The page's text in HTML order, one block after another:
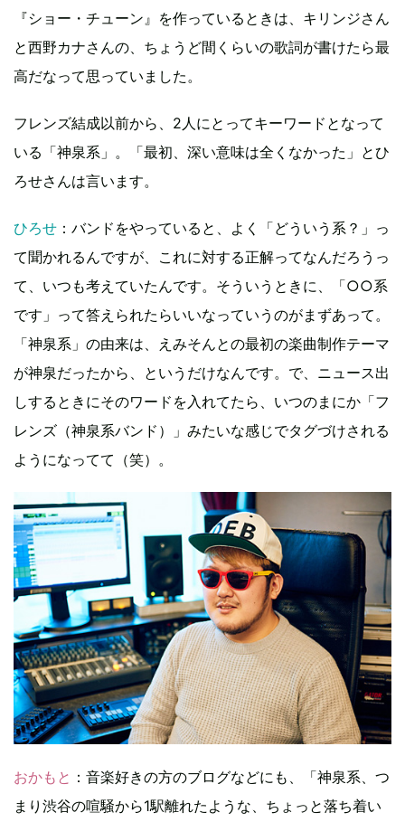
『ショー・チューン』を作っているときは、キリンジさん
と西野カナさんの、ちょうど間くらいの歌詞が書けたら最
高だなって思っていました。
フレンズ結成以前から、2人にとってキーワードとなって
いる「神泉系」。「最初、深い意味は全くなかった」とひ
ろせさんは言います。
ひろせ ：バンドをやっていると、よく「どういう系？」っ
て聞かれるんですが、これに対する正解ってなんだろうっ
て、いつも考えていたんです。そういうときに、「○○系
です」って答えられたらいいなっていうのがまずあって。
「神泉系」の由来は、えみそんとの最初の楽曲制作テーマ
が神泉だったから、というだけなんです。で、ニュース出
しするときにそのワードを入れてたら、いつのまにか「フ
レンズ（神泉系バンド）」みたいな感じでタグづけされる
ようになってて（笑）。
おかもと ：音楽好きの方のブログなどにも、「神泉系、つ
まり渋谷の喧騒から1駅離れたような、ちょっと落ち着い